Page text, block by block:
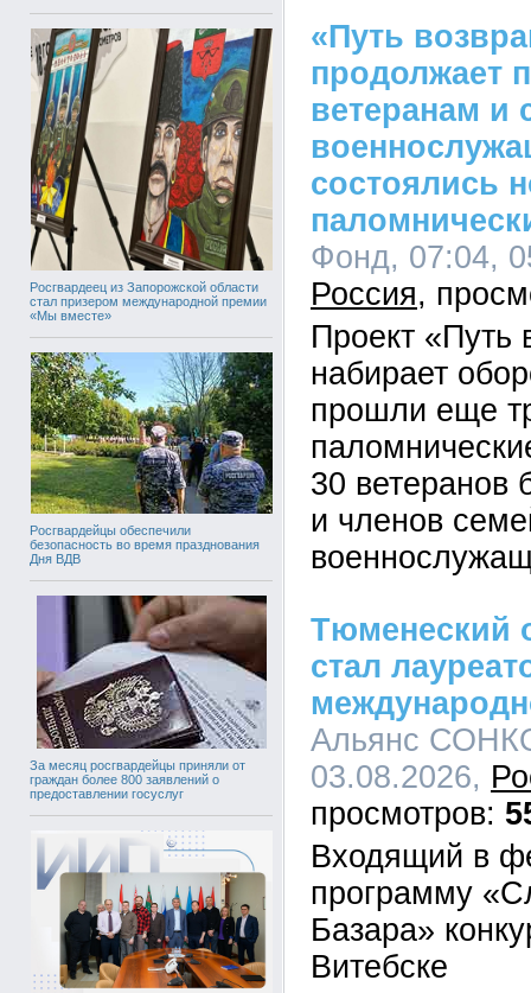
Росгвардеец из Запорожской области
стал призером международной премии
«Мы вместе»
Росгвардейцы обеспечили
безопасность во время празднования
Дня ВДВ
За месяц росгвардейцы приняли от
граждан более 800 заявлений о
предоставлении госуслуг
«Путь
продолжает
ветеранам и
состоялись
Фонд, 07:04,
Россия
Проект «Путь
набирает
прошли еще
30 ветеранов
и членов
Тюменеский
стал
Альянс
03.08.2026,
Входящий в
программу
Базара»
Витебске